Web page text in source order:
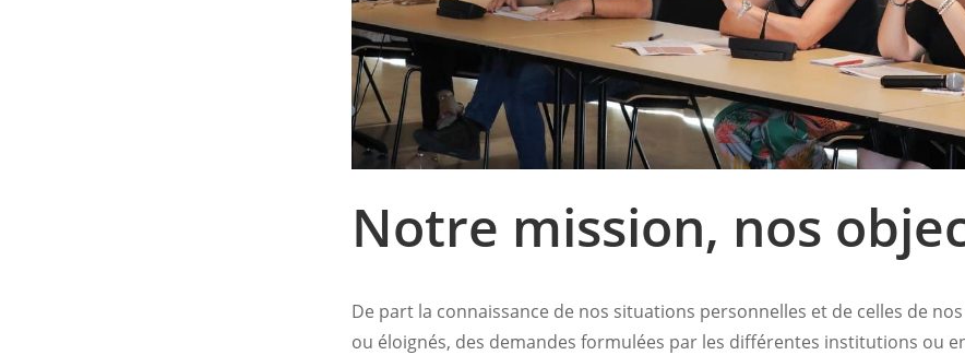
Notre mission, nos
De part la connaissance de nos situations personnelles et de celles de
ou éloignés, des demandes formulées par les différentes institutions ou